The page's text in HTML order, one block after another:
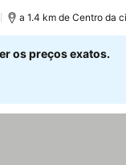
a 1.4 km de Centro da
os preços exatos.